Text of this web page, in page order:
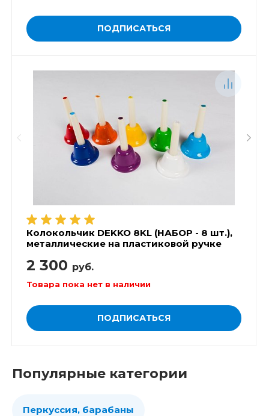
ПОДПИСАТЬСЯ
Колокольчик DEKKO 8KL (НАБОР - 8 шт.),
металлические на пластиковой ручке
2 300 руб.
Товара пока нет в наличии
ПОДПИСАТЬСЯ
Популярные категории
Перкуссия, барабаны